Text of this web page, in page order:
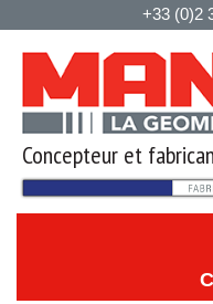
+33 (0)2
Concepteur et